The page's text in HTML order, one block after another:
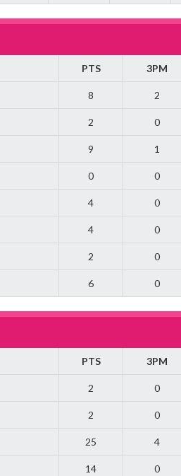
PTS 3PM
8 2
2 0
9 1
0 0
4 0
4 0
2 0
6 0
PTS 3PM
2 0
2 0
25 4
14 0